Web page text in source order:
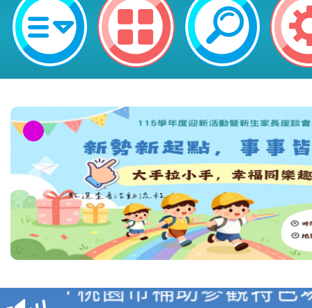
拔賽
檢送「桃園市115學年
賽實施要點」1份
本市「115學年度學生
「桃園市補助參觀特色